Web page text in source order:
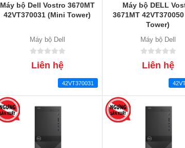
Máy bộ Dell Vostro 3670MT
42VT370031 (Mini Tower)
Máy bộ Dell
Liên hệ
42VT370031
Máy bộ DELL
3671MT
Tower)
Máy bộ Dell
Liên hệ